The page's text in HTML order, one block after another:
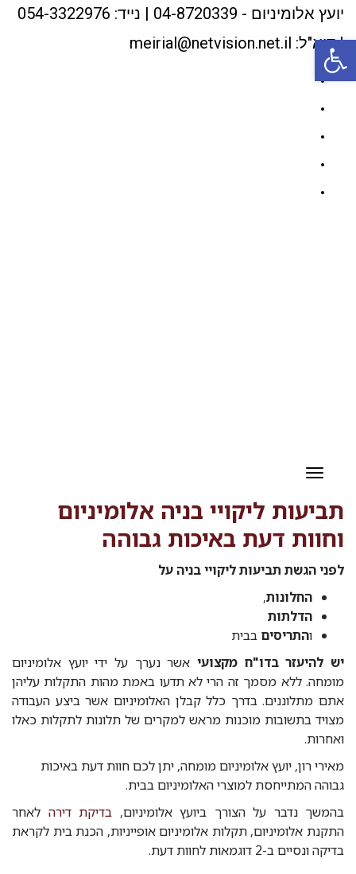
יועץ אלומיניום - 04-8720339 | נייד: 054-3322976
| דוא"ל: meirial@netvision.net.il
תפריט
תביעות ליקויי בניה אלומיניום
וחוות דעת באיכות גבוהה
לפני הגשת תביעות ליקויי בניה על
החלונות,
הדלתות
והתריסים בבית
יש להיעזר בדו"ח מקצועי אשר נערך על ידי יועץ אלומיניום
מומחה. ללא מסמך זה הרי לא תדעו באמת מהות התקלות עליהן
אתם מתלוננים. בדרך כלל קבלן האלומיניום אשר ביצע העבודה
מצויד בתשובות מוכנות מראש למקרים של תלונות לתקלות כאלו
ואחרות.
מאירי רון, יועץ אלומיניום מומחה, יתן לכם חוות דעת באיכות
גבוהה המתייחסת למוצרי האלומיניום בבית.
בהמשך נדבר על הצורך ביועץ אלומיניום, בדיקת דירה לאחר
התקנת אלומיניום, תקלות אלומיניום אופייניות, הכנת בית לקראת
בדיקה ונסיים ב-2 דוגמאות לחוות דעת.
פתח סרגל נגישות